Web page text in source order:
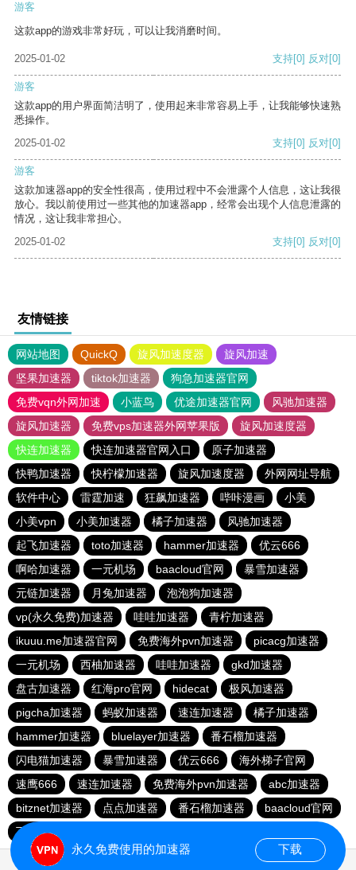
游客
这款app的游戏非常好玩，可以让我消磨时间。
2025-01-02 支持[0] 反对[0]
游客
这款app的用户界面简洁明了，使用起来非常容易上手，让我能够快速熟
悉操作。
2025-01-02
支持[0] 反对[0]
游客
这款加速器app的安全性很高，使用过程中不会泄露个人信息，这让我很
放心。我以前使用过一些其他的加速器app，经常会出现个人信息泄露的
情况，这让我非常担心。
2025-01-02
支持[0] 反对[0]
友情链接
网站地图 QuickQ 旋风加速度器
旋风加速
坚果加速器
tiktok加速器
狗急加速器官网
免费vqn外网加速
小蓝鸟 优途加速器官网
风驰加速器
旋风加速器
免费vps加速器外网苹果版
旋风加速度器
快连加速器
快连加速器官网入口
原子加速器
快鸭加速器
快柠檬加速器 旋风加速度器
外网网址导航
软件中心
雷霆加速 狂飙加速器 哔咔漫画
小美
小美vpn
小美加速器 橘子加速器
风驰加速器
起飞加速器
toto加速器 hammer加速器
优云666
啊哈加速器
一元机场 baacloud官网
暴雪加速器
元链加速器
月兔加速器
泡泡狗加速器
vp(永久免费)加速器
哇哇加速器
青柠加速器
ikuuu.me加速器官网
免费海外pvn加速器
picacg加速器
一元机场
西柚加速器 哇哇加速器
gkd加速器
盘古加速器
红海pro官网 hidecat
极风加速器
pigcha加速器
蚂蚁加速器 速连加速器
橘子加速器
hammer加速器
bluelayer加速器
番石榴加速器
闪电猫加速器
暴雪加速器 优云666
海外梯子官网
速鹰666
速连加速器 免费海外pvn加速器
abc加速器
bitznet加速器
点点加速器 番石榴加速器
baacloud官网
飞兔加速器
永久免费使用的加速器 下载